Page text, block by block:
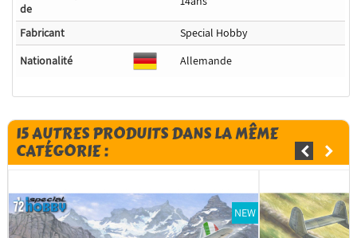
de
Fabricant
Special Hobby
Nationalité
Allemande
15 AUTRES PRODUITS DANS LA MÊME
CATÉGORIE :
NEW